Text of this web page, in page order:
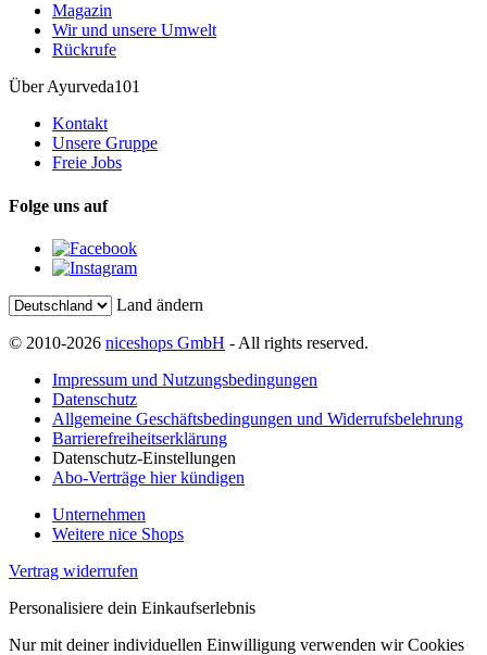
Magazin
Wir und unsere Umwelt
Rückrufe
Über Ayurveda101
Kontakt
Unsere Gruppe
Freie Jobs
Folge uns auf
Land ändern
© 2010-2026 niceshops GmbH - All rights reserved.
Impressum und Nutzungsbedingungen
Datenschutz
Allgemeine Geschäftsbedingungen und Widerrufsbelehrung
Barrierefreiheitserklärung
Datenschutz-Einstellungen
Abo-Verträge hier kündigen
Unternehmen
Weitere nice Shops
Vertrag widerrufen
Personalisiere dein Einkaufserlebnis
Nur mit deiner individuellen Einwilligung verwenden wir Cookies